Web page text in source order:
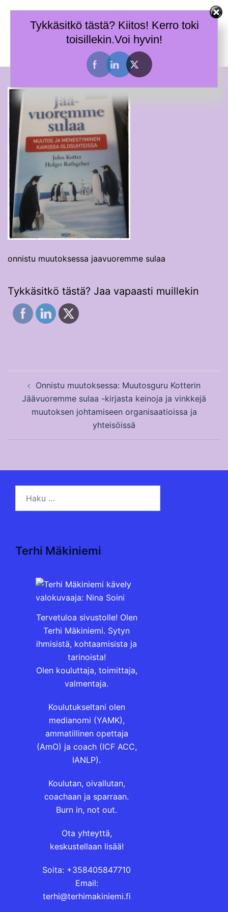
Taitoja toimia ja tietoa työhyvinvoinnin tueksi.
menu
onnistu muutoksessa jaavuoremme sulaa
Tykkäsitkö tästä? Jaa vapaasti muillekin
navigation
Onnistu muutoksessa: Muutosguru Kotterin
Jäävuoremme sulaa -kirjasta keinoja ja vinkkejä
muutoksen johtamiseen organisaatioissa ja
yhteisöissä
Terhi Mäkiniemi
Tervetuloa sivustolle! Olen
Terhi Mäkiniemi. Sytyn
ihmisistä, kohtaamisista ja
tarinoista!
Olen kouluttaja, toimittaja,
valmentaja.
Koulutukseltani olen
medianomi (YAMK),
ammatillinen opettaja
(AmO) ja coach (ICF ACC,
IANLP).
Koulutan, oivallutan,
coachaan ja sparraan.
Burn in, not out.
Ota yhteyttä,
keskustellaan lisää!
Soita: +358405847710
Email:
terhi@terhimakiniemi.fi
Tykkäsitkö tästä? Kiitos! Kerro toki
toisillekin.Voi hyvin!